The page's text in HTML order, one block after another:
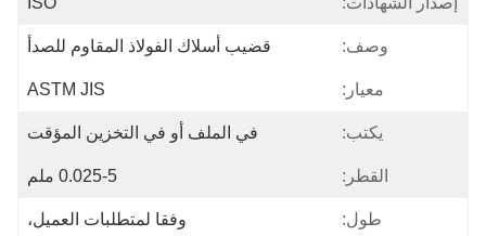
وصف: قضيب أسلاك الفولاذ المقاوم للصدأ
معيار: ASTM JIS
يكتب: في الملف أو في التخزين المؤقت
القطر: 0.025-5 ملم
طول: وفقا لمتطلبات العميل،